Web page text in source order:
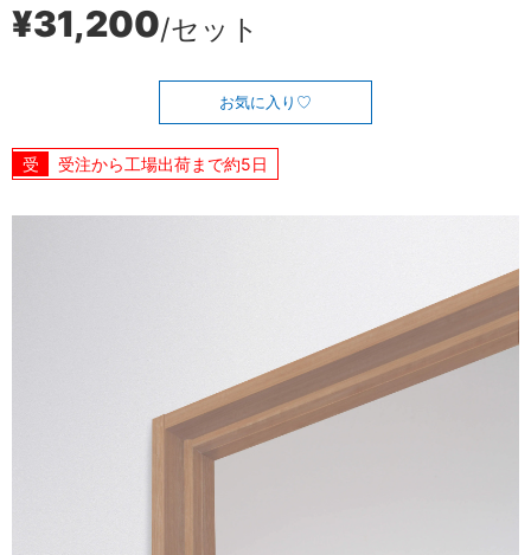
¥31,200/セット
お気に入り
受注から工場出荷まで約5日